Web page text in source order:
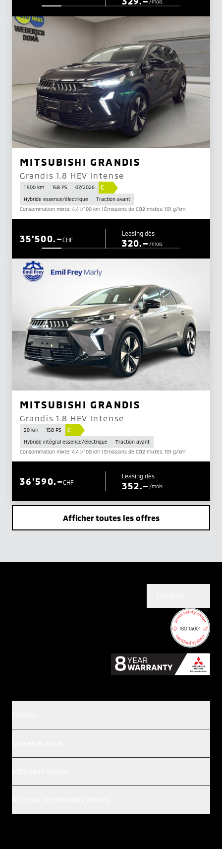
/mois
MITSUBISHI GRANDIS
Grandis 1.8 HEV Intense
1 500 km 158 PS 07/2026 C
Hybride essence/électrique
Traction avant
Consommation mixte: 4.4 l/100 km | Émissions de CO2 mixtes: 101 g/km
CHF
35'500.– Leasing dès
320.– /mois
MITSUBISHI GRANDIS
Grandis 1.8 HEV Intense
20 km 158 PS C
Hybride intégral essence/électrique
Traction avant
Consommation mixte: 4.4 l/100 km | Émissions de CO2 mixtes: 101 g/km
CHF
36'590.– Leasing dès
352.–/mois
Afficher toutes les offres